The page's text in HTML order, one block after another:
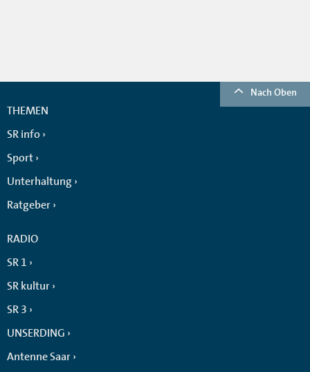
Nach Oben
THEMEN
SR info
Sport
Unterhaltung
Ratgeber
RADIO
SR 1
SR kultur
SR 3
UNSERDING
Antenne Saar